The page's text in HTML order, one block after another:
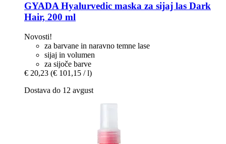
GYADAHyalurvedic maska za sijaj las Dark
Hair, 200 ml
Novosti!
za barvane in naravno temne lase
sijaj in volumen
za sijoče barve
€ 20,23 (€ 101,15 / l)
Dostava do 12 avgust